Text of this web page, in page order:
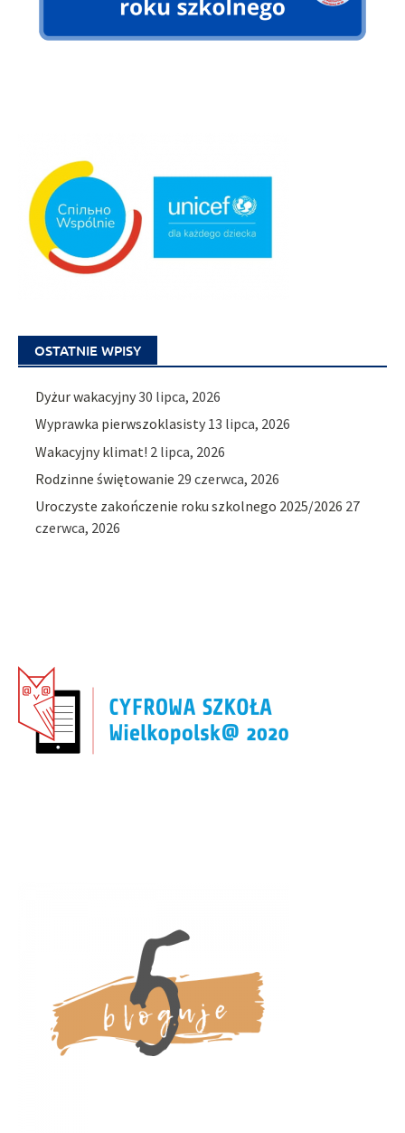
OSTATNIE WPISY
Dyżur wakacyjny30 lipca, 2026
Wyprawka pierwszoklasisty 13 lipca, 2026
Wakacyjny klimat! 2 lipca, 2026
Rodzinne świętowanie 29 czerwca, 2026
Uroczyste zakończenie roku szkolnego 2025/2026 27
czerwca, 2026